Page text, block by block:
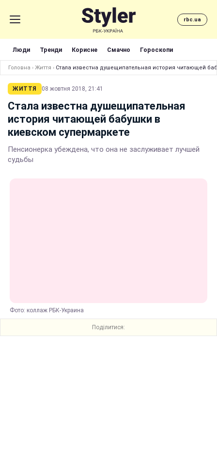
rbc.ua
Люди Тренди Корисне Смачно Гороскопи
Головна › Життя › Стала известна душещипательная история читающей
ЖИТТЯ 08 жовтня 2018, 21:41
Стала известна душещипательная
история читающей бабушки в
киевском супермаркете
Пенсионерка убеждена, что она не заслуживает лучшей
судьбы
Фото: коллаж РБК-Украина
Поділитися: